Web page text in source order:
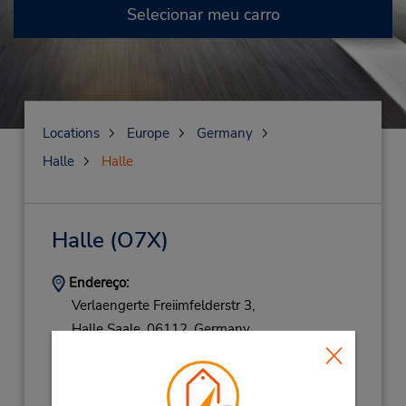
Selecionar meu carro
Locations Europe
Germany
Halle
Halle
Halle (O7X)
Endereço:
Verlaengerte Freiimfelderstr 3,
Halle Saale, 06112, Germany
(49) 0345 5601067
Horário de funcionamento: